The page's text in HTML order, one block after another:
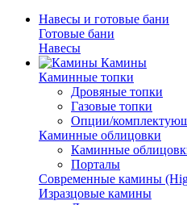
Навесы и готовые бани
Готовые бани
Навесы
Камины
Каминные топки
Дровяные топки
Газовые топки
Опции/
Каминные облицовки
Каминные
Порталы
Современные камины
Изразцовые камины